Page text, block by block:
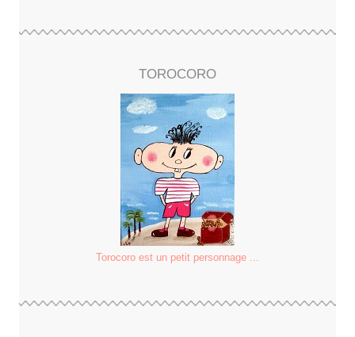
TOROCORO
Torocoro est un petit personnage ...